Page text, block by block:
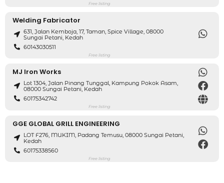
Free listing
Welding Fabricator
631, Jalan Kemboja, 17, Taman, Spice Village, 08000
Sungai Petani, Kedah
60143030511
Free listing
MJ Iron Works
Lot 1304, Jalan Pinang Tunggal, Kampung Pokok Asam,
08000 Sungai Petani, Kedah
60175342742
Free listing
GGE GLOBAL GRILL ENGINEERING
LOT F276, MUKIM, Padang Temusu, 08000 Sungai Petani,
Kedah
60175338560
Free listing